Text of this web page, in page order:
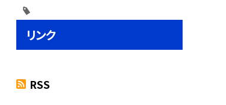
リンク
RSS